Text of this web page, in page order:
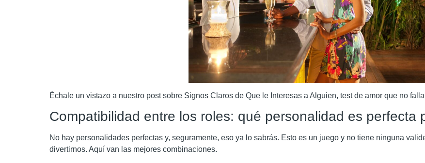
Échale un vistazo a nuestro post sobre Signos Claros de Que le Interesas a Alguien, test de amor que no
Compatibilidad entre los roles: qué personalidad es perfecta
No hay personalidades perfectas y, seguramente, eso ya lo sabrás. Esto es un juego y no tiene ninguna
divertirnos. Aquí van las mejores combinaciones.